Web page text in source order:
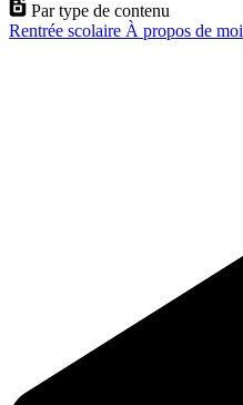
Par type de contenu
Rentrée scolaire À propos de moi